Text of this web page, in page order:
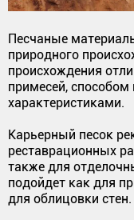
Песчаные
природного
происхождения
примесей,
характеристиками.
Карьерный песок
реставрационных
также для
подойдет как для
для облицовки стен.